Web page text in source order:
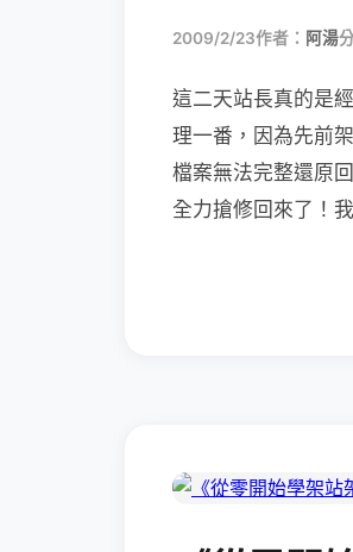
2009/2/23作者： 阿湯
這二天站長真的是
理一番，因為先前
檔案無法完整還原
全力搶修回來了！